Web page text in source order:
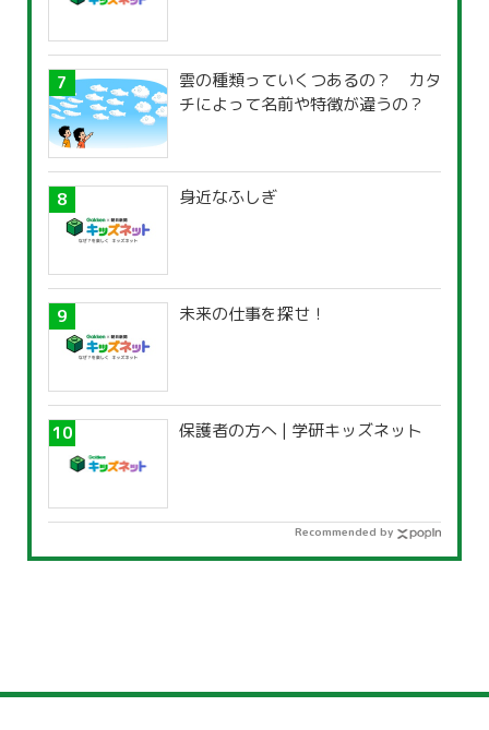
雲の種類っていくつあるの？ カタ
チによって名前や特徴が違うの？
身近なふしぎ
未来の仕事を探せ！
保護者の方へ | 学研キッズネット
Recommended by